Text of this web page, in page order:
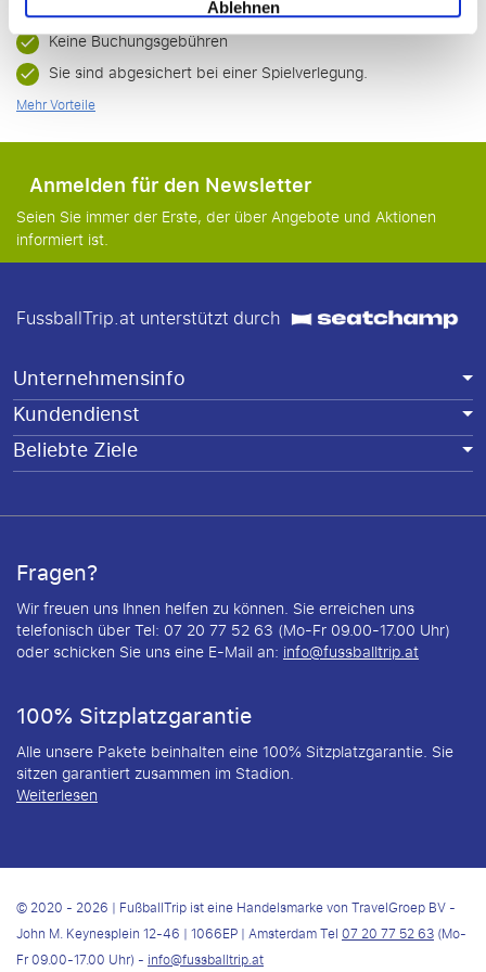
Ablehnen
Garantiertes Beieinandersitzen im Stadion.
Keine Buchungsgebühren
Sie sind abgesichert bei einer Spielverlegung.
Mehr Vorteile
Anmelden für den Newsletter
Seien Sie immer der Erste, der über Angebote und Aktionen
informiert ist.
FussballTrip.at unterstützt durch
Unternehmensinfo
Kundendienst
Beliebte Ziele
Fragen?
Wir freuen uns Ihnen helfen zu können. Sie erreichen uns
telefonisch über Tel: 07 20 77 52 63 (Mo-Fr 09.00-17.00 Uhr)
oder schicken Sie uns eine E-Mail an: info@fussballtrip.at
100% Sitzplatzgarantie
Alle unsere Pakete beinhalten eine 100% Sitzplatzgarantie. Sie
sitzen garantiert zusammen im Stadion.
Weiterlesen
© 2020 - 2026 | FußballTrip ist eine Handelsmarke von TravelGroep BV -
John M. Keynesplein 12-46 | 1066EP | Amsterdam Tel07 20 77 52 63(Mo-
Fr 09.00-17.00 Uhr) -info@fussballtrip.at